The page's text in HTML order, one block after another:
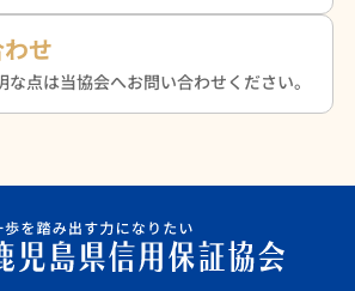
せ
な点は当協会へお問い合わせください。